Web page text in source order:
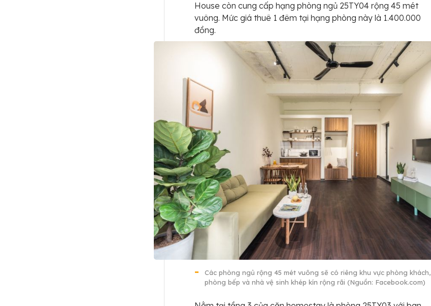
House còn cung cấp hạng phòng ngủ 25TY04 rộng 45 mét
vuông. Mức giá thuê 1 đêm tại hạng phòng này là 1.400.000
đồng.
Các phòng ngủ rộng 45 mét vuông sẽ có riêng khu vực phòng khách,
phòng bếp và nhà vệ sinh khép kín rộng rãi (Nguồn: Facebook.com)